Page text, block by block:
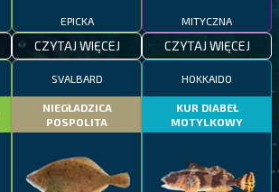
EPICKA
CZYTAJ WIĘCEJ
MITYCZNA
CZYTAJ WIĘCEJ
SVALBARD
NIEGŁADZICA
POSPOLITA
HOKKAIDO
KUR DIABEŁ
MOTYLKOWY